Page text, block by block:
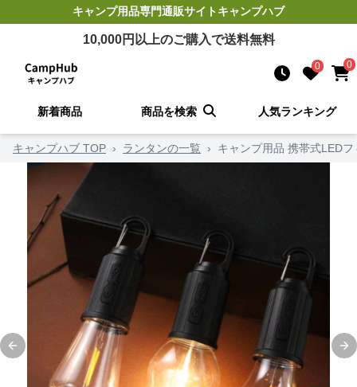
キャンプ用品専門通販サイトキャンプハブ
10,000円以上のご購入で送料無料
0 0
新着商品 商品を検索 人気ランキング
キャンプハブ TOP › ランタンの一覧 › キャンプ用品 携帯式LED
Previous slide